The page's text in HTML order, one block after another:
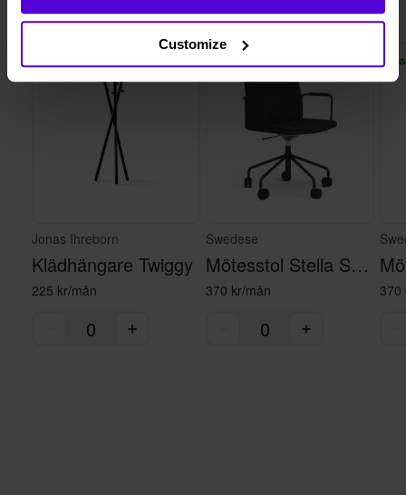
Customize
Liknande produkter
2 i lager
Jonas Ihreborn
Klädhängare Twiggy
225 kr/mån
10 i lager
Swedese
Mötesstol Stella Svart
370 kr/mån 370